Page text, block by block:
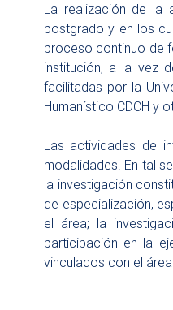
La realización de la
postgrado y en los
proceso continuo de
institución, a la vez
facilitadas por la
Humanístico CDCH y
Las actividades de
modalidades. En tal
la investigación
de especialización,
el área; la
participación en la
vinculados con el